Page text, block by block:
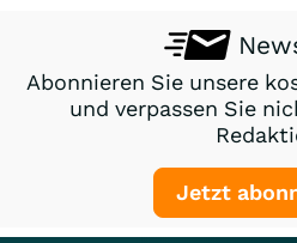
Abonnieren Sie unsere
und verpassen Sie
Jetzt